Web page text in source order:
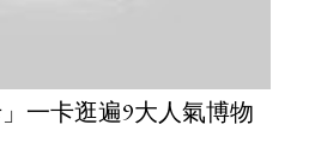
一卡逛遍9大人氣博物